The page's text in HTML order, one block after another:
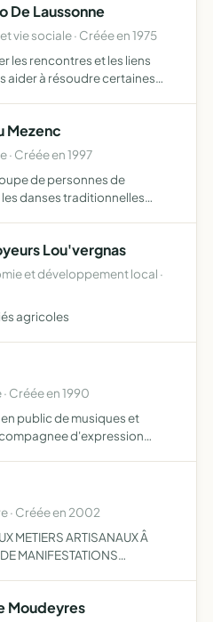
De Laussonne
vie sociale · Créée en 1975
les rencontres et les liens
aider à résoudre certaines
Mezenc
· Créée en 1997
de personnes de
danses traditionnelles
Lou'vergnas
et développement local ·
agricoles
Créée en 1990
public de musiques et
d'expression
· Créée en 2002
METIERS ARTISANAUX Â
MANIFESTATIONS
Moudeyres